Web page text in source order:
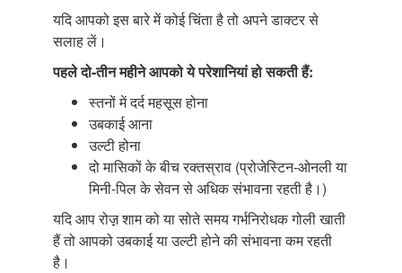
यदि आपको इस बारे में कोई चिंता है तो अपने डाक्टर से
सलाह लें।
पहले दो-तीन महीने आपको ये परेशानियांहो सकती हैं:
स्तनों में दर्द महसूस होना
उबकाई आना
उल्टी होना
दो मासिकों के बीच रक्तस्राव (प्रोजेस्टिन-ओनली या
मिनी-पिल के सेवन से अधिक संभावना रहती है।)
यदि आप रोज़़ शाम को या सोते समय गर्भनिरोधक गोली खाती
हैं तो आपको उबकाई या उल्टी होने की संभावना कम रहती
है।